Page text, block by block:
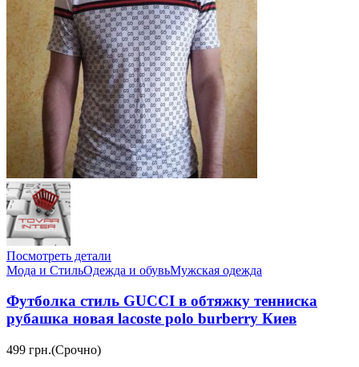
Посмотреть детали
Мода и СтильОдежда и обувьМужская одежда
Футболка стиль GUCCI в обтяжку тенниска
рубашка новая lacoste polo burberry Киев
499 грн.(Срочно)